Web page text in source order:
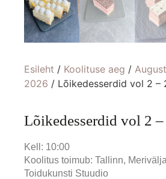
Esileht / Koolituse aeg / August
2026 / Lõikedesserdid vol 2 –
Lõikedesserdid vol 2
Kell: 10:00
Koolitus toimub: Tallinn,
Toidukunsti Stuudio